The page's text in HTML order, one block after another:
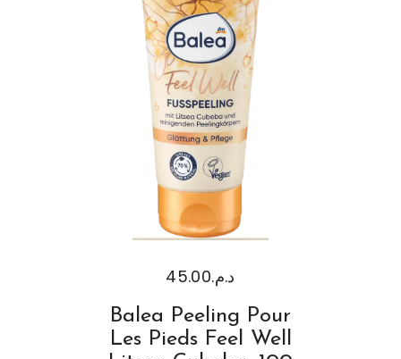
د.م.45.00
Balea Peeling Pour
Les Pieds Feel Well